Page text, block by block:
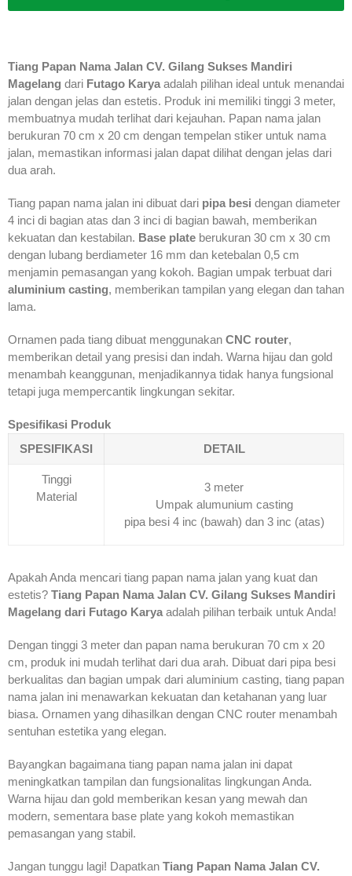
Tiang Papan Nama Jalan CV. Gilang Sukses Mandiri
Magelang dari Futago Karya adalah pilihan ideal untuk menandai
jalan dengan jelas dan estetis. Produk ini memiliki tinggi 3 meter,
membuatnya mudah terlihat dari kejauhan. Papan nama jalan
berukuran 70 cm x 20 cm dengan tempelan stiker untuk nama
jalan, memastikan informasi jalan dapat dilihat dengan jelas dari
dua arah.
Tiang papan nama jalan ini dibuat dari pipa besi dengan diameter
4 inci di bagian atas dan 3 inci di bagian bawah, memberikan
kekuatan dan kestabilan. Base plate berukuran 30 cm x 30 cm
dengan lubang berdiameter 16 mm dan ketebalan 0,5 cm
menjamin pemasangan yang kokoh. Bagian umpak terbuat dari
aluminium casting, memberikan tampilan yang elegan dan tahan
lama.
Ornamen pada tiang dibuat menggunakan CNC router,
memberikan detail yang presisi dan indah. Warna hijau dan gold
menambah keanggunan, menjadikannya tidak hanya fungsional
tetapi juga mempercantik lingkungan sekitar.
Spesifikasi Produk
SPESIFIKASI
DETAIL
Tinggi
Material
3 meter
Umpak alumunium casting
pipa besi 4 inc (bawah) dan 3 inc (atas)
Apakah Anda mencari tiang papan nama jalan yang kuat dan
estetis? Tiang Papan Nama Jalan CV. Gilang Sukses Mandiri
Magelang dari Futago Karya adalah pilihan terbaik untuk Anda!
Dengan tinggi 3 meter dan papan nama berukuran 70 cm x 20
cm, produk ini mudah terlihat dari dua arah. Dibuat dari pipa besi
berkualitas dan bagian umpak dari aluminium casting, tiang papan
nama jalan ini menawarkan kekuatan dan ketahanan yang luar
biasa. Ornamen yang dihasilkan dengan CNC router menambah
sentuhan estetika yang elegan.
Bayangkan bagaimana tiang papan nama jalan ini dapat
meningkatkan tampilan dan fungsionalitas lingkungan Anda.
Warna hijau dan gold memberikan kesan yang mewah dan
modern, sementara base plate yang kokoh memastikan
pemasangan yang stabil.
Jangan tunggu lagi! Dapatkan Tiang Papan Nama Jalan CV.